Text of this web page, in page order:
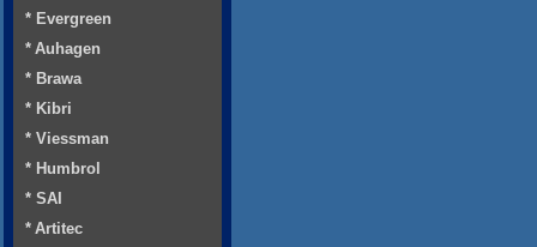
* Evergreen
* Auhagen
* Brawa
* Kibri
* Viessman
* Humbrol
* SAI
* Artitec